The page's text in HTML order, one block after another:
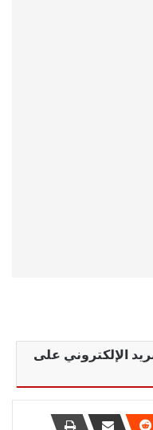
الإلكتروني على